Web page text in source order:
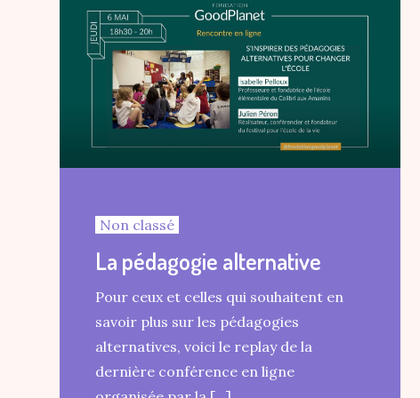
Non classé
La pédagogie alternative
Pour ceux et celles qui souhaitent en
savoir plus sur les pédagogies
alternatives, voici le replay de la
dernière conférence en ligne